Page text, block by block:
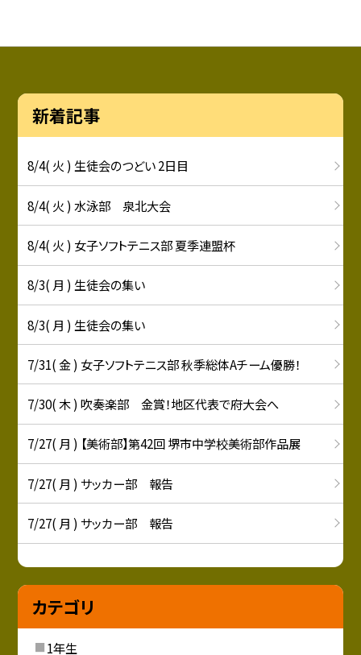
新着記事
8/4( 火 ) 生徒会のつどい 2日目
8/4( 火 ) 水泳部 泉北大会
8/4( 火 ) 女子ソフトテニス部 夏季連盟杯
8/3( 月 ) 生徒会の集い
8/3( 月 ) 生徒会の集い
7/31( 金 ) 女子ソフトテニス部 秋季総体Aチーム優勝！
7/30( 木 ) 吹奏楽部 金賞！地区代表で府大会へ
7/27( 月 ) 【美術部】第42回 堺市中学校美術部作品展
7/27( 月 ) サッカー部 報告
7/27( 月 ) サッカー部 報告
カテゴリ
1年生